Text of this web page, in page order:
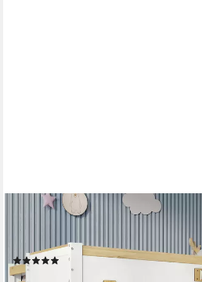
MERAX
Hochbett 90x200cm mit
mit Schreibtisch, Kleiderschrank und
(8)
ab 369,99 €